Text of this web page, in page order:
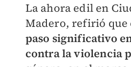
La ahora edil en
Madero, refirió que
paso significativo
contra la violencia